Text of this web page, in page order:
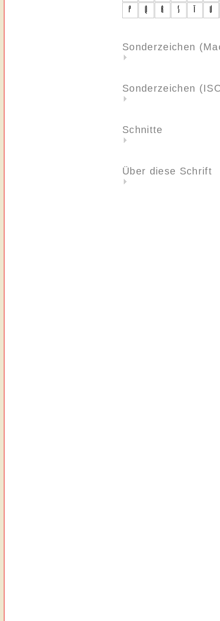
Sonderzeichen
Sonderzeichen
Schnitte
Über diese Schrift